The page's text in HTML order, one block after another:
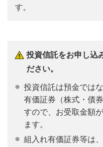
す。
投資信託をお申し込
ださい。
投資信託は預金では
有価証券（株式・債
すので、お受取金額
ます。
組入れ有価証券等は